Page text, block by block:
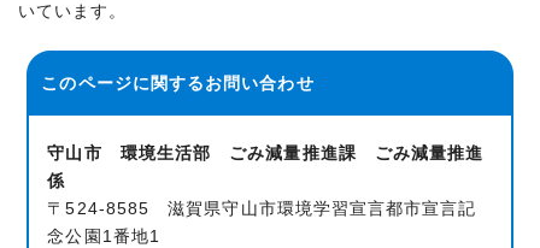
いています。
このページに関するお問い合わせ
守山市 環境生活部 ごみ減量推進課 ごみ減量推進
係
〒524-8585 滋賀県守山市環境学習宣言都市宣言記
念公園1番地1